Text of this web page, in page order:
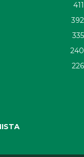
411
392
335
240
226